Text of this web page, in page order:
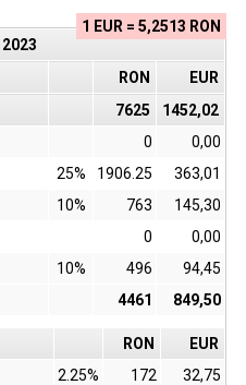
1 EUR = 5,2513 RON
2023
RON
EUR
7625
1452,02
0
0,00
25% 1906.25
363,01
10% 763
145,30
0
0,00
10% 496
94,45
4461 849,50
RON
EUR
2.25% 172
32,75